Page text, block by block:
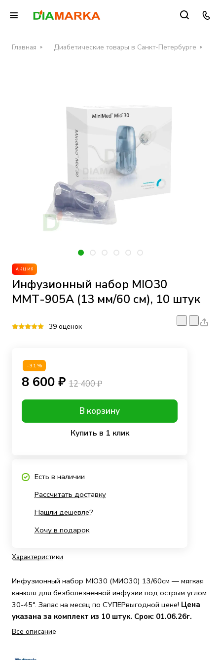
Главная Диабетические товары в Санкт-Петербурге
АКЦИЯ
Инфузионный набор MIO30
ММТ-905А (13 мм/60 см), 10 штук
39 оценок
Характеристики
Инфузионный набор MIO30 (МИО30) 13/60см — мягкая
канюля для безболезненной инфузии под острым углом
30-45°. Запас на месяц по СУПЕРвыгодной цене! Цена
указана за комплект из 10 штук. Срок: 01.06.26г.
Все описание
-31%
8 600 ₽ 12 400 ₽
В корзину
Купить в 1 клик
Есть в наличии
Рассчитать доставку
Нашли дешевле?
Хочу в подарок